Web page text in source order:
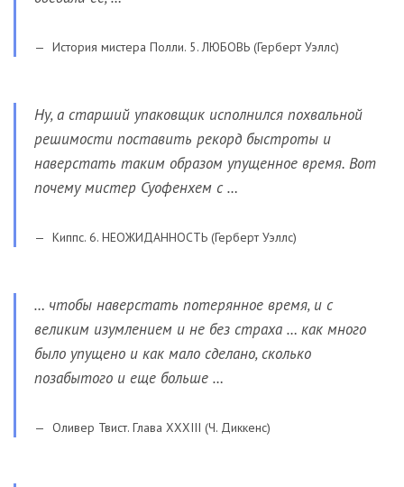
История мистера Полли. 5. ЛЮБОВЬ (Герберт Уэллс)
Ну, а старший упаковщик исполнился похвальной
решимости поставить рекорд быстроты и
наверстать таким образом упущенное время. Вот
почему мистер Суофенхем с …
Киппс. 6. НЕОЖИДАННОСТЬ (Герберт Уэллс)
… чтобы наверстать потерянное время, и с
великим изумлением и не без страха … как много
было упущено и как мало сделано, сколько
позабытого и еще больше …
Оливер Твист. Глава XXXIII (Ч. Диккенс)